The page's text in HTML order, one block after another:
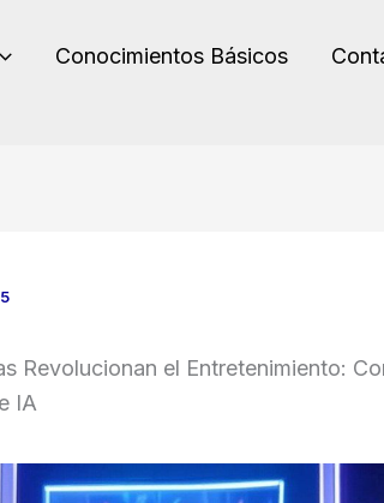
Conocimientos Básicos
Revolucionan el Entretenimiento:
IA